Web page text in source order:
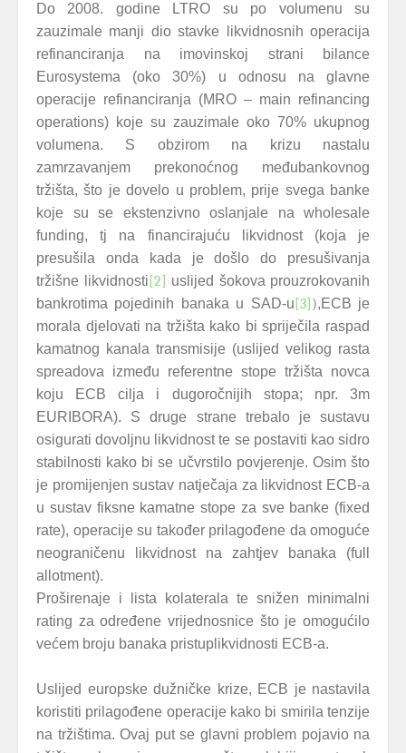
Do 2008. godine LTRO su po volumenu su
zauzimale manji dio stavke likvidnosnih operacija
refinanciranja na imovinskoj strani bilance
Eurosystema (oko 30%) u odnosu na glavne
operacije refinanciranja (MRO – main refinancing
operations) koje su zauzimale oko 70% ukupnog
volumena. S obzirom na krizu nastalu
zamrzavanjem prekonoćnog međubankovnog
tržišta, što je dovelo u problem, prije svega banke
koje su se ekstenzivno oslanjale na wholesale
funding, tj na financirajuću likvidnost (koja je
presušila onda kada je došlo do presušivanja
tržišne likvidnosti [2] uslijed šokova prouzrokovanih
bankrotima pojedinih banaka u SAD-u [3] ),ECB je
morala djelovati na tržišta kako bi spriječila raspad
kamatnog kanala transmisije (uslijed velikog rasta
spreadova između referentne stope tržišta novca
koju ECB cilja i dugoročnijih stopa; npr. 3m
EURIBORA). S druge strane trebalo je sustavu
osigurati dovoljnu likvidnost te se postaviti kao sidro
stabilnosti kako bi se učvrstilo povjerenje. Osim što
je promijenjen sustav natječaja za likvidnost ECB-a
u sustav fiksne kamatne stope za sve banke (fixed
rate), operacije su također prilagođene da omoguće
neograničenu likvidnost na zahtjev banaka (full
allotment).
Proširenaje i lista kolaterala te snižen minimalni
rating za određene vrijednosnice što je omogućilo
većem broju banaka pristuplikvidnosti ECB-a.
Uslijed europske dužničke krize, ECB je nastavila
koristiti prilagođene operacije kako bi smirila tenzije
na tržištima. Ovaj put se glavni problem pojavio na